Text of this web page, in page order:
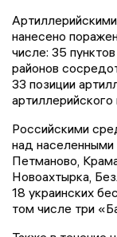
нанесено
числе: 35
районов
33 позиции
Российскими
над населенными
Петманово,
Новоахтырка,
18 украинских
том числе три